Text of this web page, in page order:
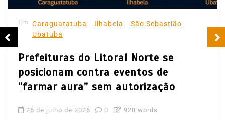
Em Caraguatatuba Ilhabela
São Sebastião
Ubatuba
Prefeituras do Litoral Norte se
posicionam contra eventos de
“farmar aura” sem autorização
26 de julho de 2026 0 928 words